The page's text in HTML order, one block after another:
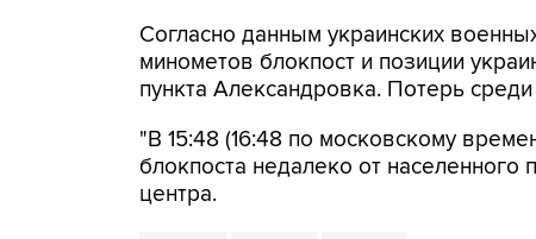
Согласно данным украинских
минометов блокпост и позиции
пункта Александровка. Потерь
"В 15:48 (16:48 по московскому
блокпоста недалеко от населенного
центра.